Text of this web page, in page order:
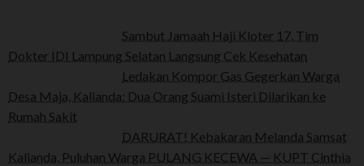
Sambut Jamaah Haji Kloter 17, Tim
Dokter IDI Lampung Selatan Langsung Cek Kesehatan
Ledakan Kompor Gas Gegerkan Warga
Desa Maja, Kalianda: Dua Orang Suami Isteri Dilarikan ke
Rumah Sakit
DARURAT! Kebakaran Melanda Samsat
Kalianda, Puluhan Warga PULANG KECEWA — KUPT Cinthia